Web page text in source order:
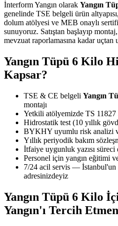
İnterform Yangın olarak Yangın
genelinde TSE belgeli ürün
dolum atölyesi ve MEB onaylı
sunuyoruz. Satıştan başlayıp
mevzuat raporlamasına kadar uçtan
Yangın Tüpü 6 Kilo
Kapsar?
TSE & CE belgeli Yangın
montajı
Yetkili atölyemizde TS 11827
Hidrostatik test (10 yıllık
BYKHY uyumlu risk analizi
Yıllık periyodik bakım
İtfaiye uygunluk yazısı süreci
Personel için yangın eğitimi
7/24 acil servis —
adresinizdeyiz
Yangın Tüpü 6 Kilo
Yangın'ı Tercih